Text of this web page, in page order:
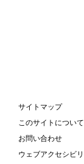
サイトマップ
このサイトについて
お問い合わせ
ウェブアクセシビ